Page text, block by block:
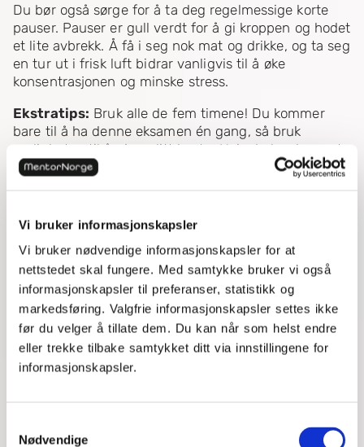
Vi bruker informasjonskapsler
Vi bruker nødvendige informasjonskapsler for at
nettstedet skal fungere. Med samtykke bruker vi også
informasjonskapsler til preferanser, statistikk og
markedsføring. Valgfrie informasjonskapsler settes ikke
før du velger å tillate dem. Du kan når som helst endre
eller trekke tilbake samtykket ditt via innstillingene for
informasjonskapsler.
Nødvendige
Du bør også sørge for å ta deg regelmessige korte
pauser. Pauser er gull verdt for å gi kroppen og hodet
et lite avbrekk. Å få i seg nok mat og drikke, og ta seg
en tur ut i frisk luft bidrar vanligvis til å øke
konsentrasjonen og minske stress.
Ekstratips: Bruk alle de fem timene! Du kommer
bare til å ha denne eksamen én gang, så bruk
muligheten til å gjøre ditt beste. Hvis du har besvart
alle oppgavene i god tid kan du roe ned og bruke
Tips 4: Vær tilstede
På eksamensdagen har man ofte mange tanker
svirrende i hodet og det kan hjelpe å fokusere på å
være til stede i øyeblikket. En stor del stress og uro
skyldes tanker om fortid og fremtid. Kanskje man
tenker tilbake på manglende mestringsopplevelser i
faget eller bekymrer seg for hvilken karakter man
kommer til å få. For å oppleve ro er det viktig at man
ligger foran deg og legge vekk bekymringer og